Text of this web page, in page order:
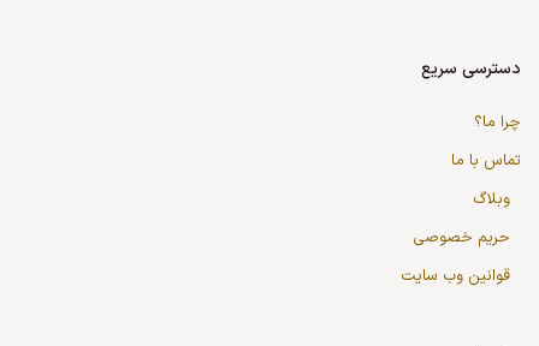
دسترسی سریع
چرا ما؟
تماس با ما
وبلاگ
حریم خصوصی
قوانین وب سایت